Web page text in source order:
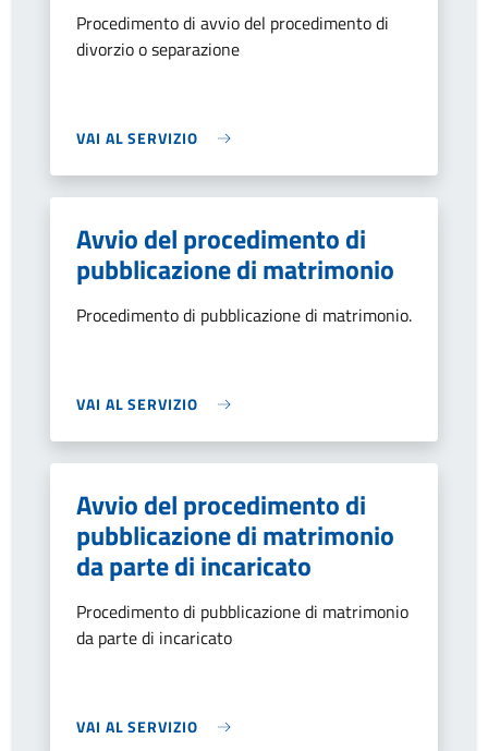
Procedimento di avvio del procedimento di
divorzio o separazione
VAI AL SERVIZIO
Avvio del procedimento di
pubblicazione di matrimonio
Procedimento di pubblicazione di matrimonio.
VAI AL SERVIZIO
Avvio del procedimento di
pubblicazione di matrimonio
da parte di incaricato
Procedimento di pubblicazione di matrimonio
da parte di incaricato
VAI AL SERVIZIO